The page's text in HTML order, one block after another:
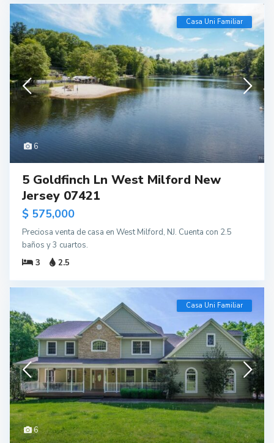
6
Casa Uni Familiar
5 Goldfinch Ln West Milford New
Jersey 07421
$ 575,000
Preciosa venta de casa en West Milford, NJ. Cuenta con 2.5
baños y 3 cuartos.
3
2.5
6
Casa Uni Familiar